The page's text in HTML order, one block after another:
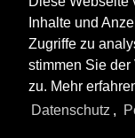
Inhalte und
Zugriffe zu
stimmen Sie
zu. Mehr
Datenschutz ,